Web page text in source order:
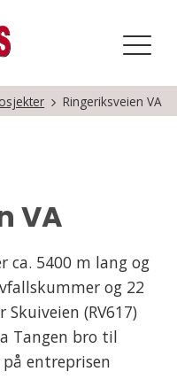
Ringeriksveien VA
VA
ca. 5400 m lang og
og 22
(RV617)
Tangen bro til
entreprisen